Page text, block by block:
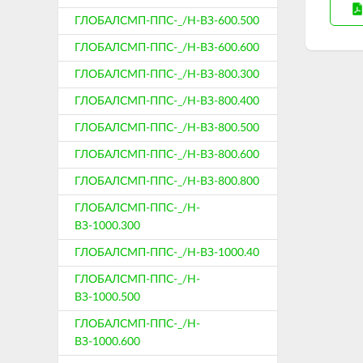
ГЛОБАЛСМП-ППС-_/Н-ВЗ-600.500
ГЛОБАЛСМП-ППС-_/Н-ВЗ-600.600
ГЛОБАЛСМП-ППС-_/Н-ВЗ-800.300
ГЛОБАЛСМП-ППС-_/Н-ВЗ-800.400
ГЛОБАЛСМП-ППС-_/Н-ВЗ-800.500
ГЛОБАЛСМП-ППС-_/Н-ВЗ-800.600
ГЛОБАЛСМП-ППС-_/Н-ВЗ-800.800
ГЛОБАЛСМП-ППС-_/Н-
ВЗ-1000.300
ГЛОБАЛСМП-ППС-_/Н-ВЗ-1000.40
ГЛОБАЛСМП-ППС-_/Н-
ВЗ-1000.500
ГЛОБАЛСМП-ППС-_/Н-
ВЗ-1000.600